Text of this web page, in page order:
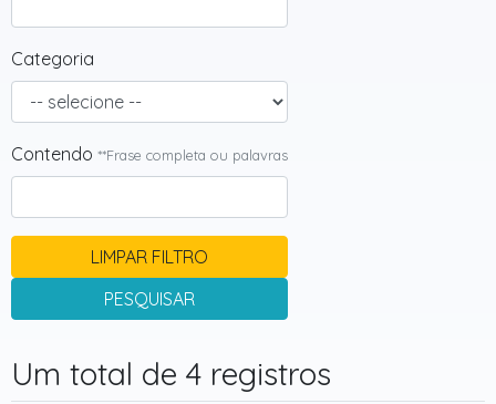
Categoria
Contendo **Frase completa ou palavras
LIMPAR FILTRO
PESQUISAR
Um total de 4 registros